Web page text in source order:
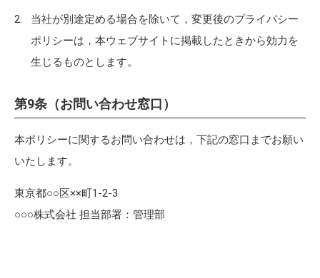
当社が別途定める場合を除いて，変更後のプライバシー
ポリシーは，本ウェブサイトに掲載したときから効力を
生じるものとします。
第9条（お問い合わせ窓口）
本ポリシーに関するお問い合わせは，下記の窓口までお願い
いたします。
東京都○○区××町1-2-3
○○○株式会社 担当部署：管理部